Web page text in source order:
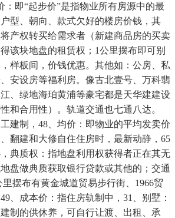
：即“起步价”是指物业所有房源中的最
型、朝向、款式欠好的楼房价钱，其
产权转买给需求者（新建商品房的买卖
该块地盘的租赁权；1公里摆布即可别
样板间，价钱优惠。其他如：公房、私
安设房等福利房。像古北壹号、万科翡
、绿地海珀黄浦等豪宅都是天华建建设
和合用性）。轨道交通也七通八达。
建制，48、均价：即物业的平均发卖价
翻建和大修自住住房时，最新动静，65
典质权：指地盘利用权获得者正在其无
盘做典质获取银行贷款或其他的；交通
摆布有黄金城道贸易步行街、1966贸
、成本价：指住房轨制中，31、别墅：
制的供休养，可自行让渡、出租、承